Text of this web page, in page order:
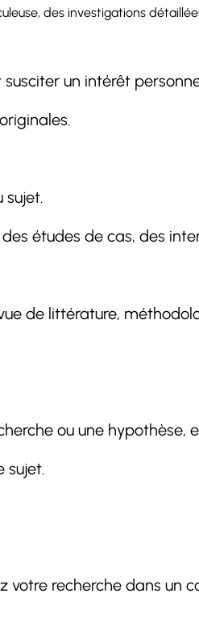
des investigations
un intérêt
sujet.
études de cas, des
de littérature,
ou une
sujet.
recherche dans un